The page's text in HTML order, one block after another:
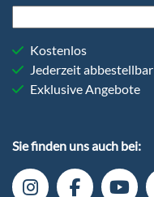
+49
6103-
Sie finden uns auch bei:
Kostenlos
Jederzeit abbestellbar
Exklusive Angebote